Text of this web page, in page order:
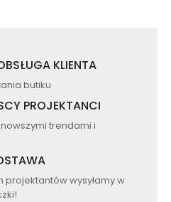
KLIENTA
butiku
PROJEKTANCI
trendami i
projektantów wysyłamy w